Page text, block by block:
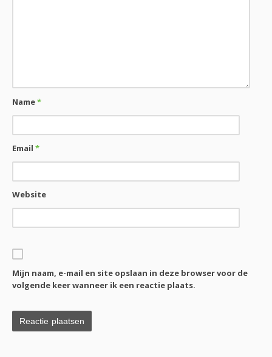
Name*
Email*
Website
Mijn naam, e-mail en site opslaan in deze browser voor de
volgende keer wanneer ik een reactie plaats.